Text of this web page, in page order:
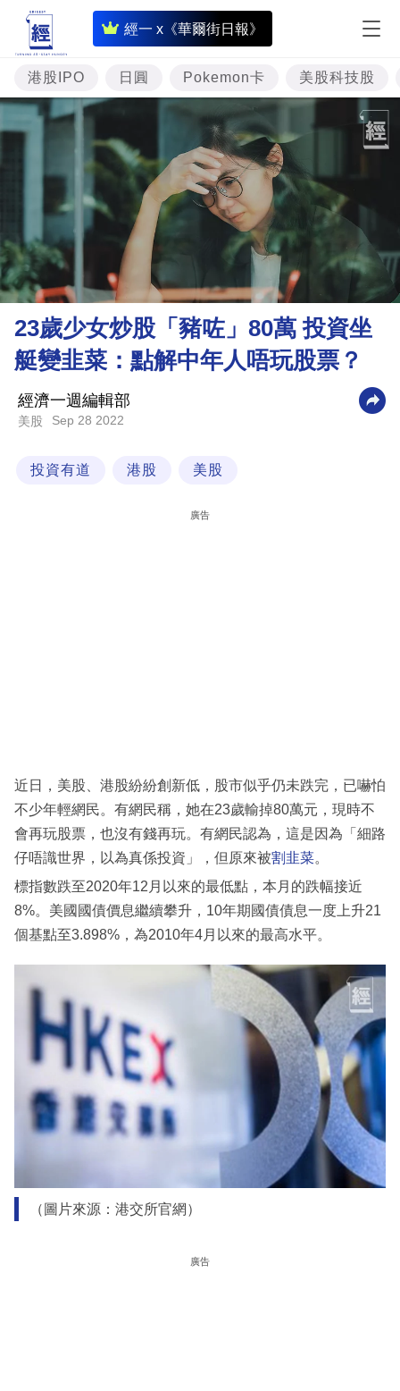
經一 x《華爾街日報》
即
時
財
經
題
資
樓
市
理
財
商
業
科
區
港股IPO 日圓 Pokemon卡 美股科技股
23歲少女炒股「豬咗」80萬 投資坐
艇變韭菜：點解中年人唔玩股票？
經濟一週編輯部
美股 Sep 28 2022
投資有道 港股 美股
廣告
近日，美股、港股紛紛創新低，股市似乎仍未跌完，已嚇怕
不少年輕網民。有網民稱，她在23歲輸掉80萬元，現時不
會再玩股票，也沒有錢再玩。有網民認為，這是因為「細路
仔唔識世界，以為真係投資」，但原來被割韭菜。
標指數跌至2020年12月以來的最低點，本月的跌幅接近
8%。美國國債價息繼續攀升，10年期國債債息一度上升21
個基點至3.898%，為2010年4月以來的最高水平。
（圖片來源：港交所官網）
廣告